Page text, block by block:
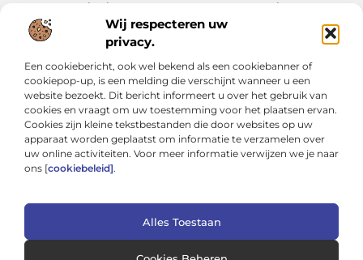
Wij respecteren uw
privacy.
Een cookiebericht, ook wel bekend als een cookiebanner of
cookiepop-up, is een melding die verschijnt wanneer u een
website bezoekt. Dit bericht informeert u over het gebruik van
cookies en vraagt om uw toestemming voor het plaatsen ervan.
Cookies zijn kleine tekstbestanden die door websites op uw
apparaat worden geplaatst om informatie te verzamelen over
uw online activiteiten. Voor meer informatie verwijzen we je naar
ons [cookiebeleid].
Alles Toestaan
Van klein nieuws tot grote trends – alles op Bigoz.nl.
Lees inspirerende blogs en artikelen over het dagelijks leven,
actualiteit en meer.
Bericht categorie
Onze informatie
Cookiebeleid (EU)
@2025 www.bigoz.nl. All Right Reserved.